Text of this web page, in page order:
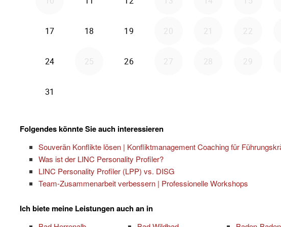
Folgendes könnte Sie auch interessieren
Souverän Konflikte lösen | Konfliktmanagement Coaching für
Was ist der LINC Personality Profiler?
LINC Personality Profiler (LPP) vs. DISG
Team-Zusammenarbeit verbessern | Professionelle Workshops
Ich biete meine Leistungen auch an in